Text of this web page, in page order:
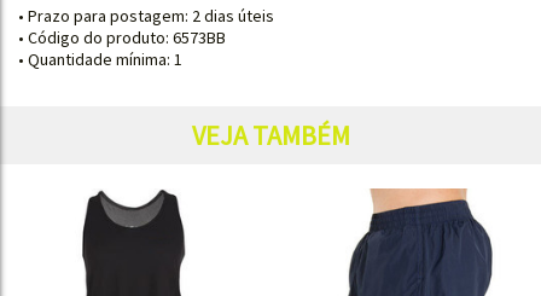
• Prazo para postagem: 2 dias úteis
• Código do produto: 6573BB
• Quantidade mínima: 1
VEJA TAMBÉM